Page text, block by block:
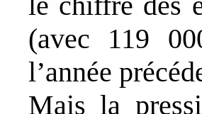
(avec 119
l’année
Mais la